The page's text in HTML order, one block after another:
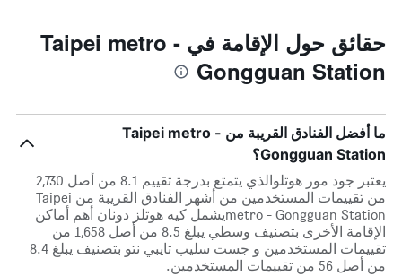
حقائق حول الإقامة في Taipei metro -
Gongguan Station
ما أفضل الفنادق القريبة من Taipei metro -
Gongguan Station؟
يعتبر جود مور هوتلوالذي يتمتع بدرجة تقييم 8.1 من أصل 2,730
من تقييمات المستخدمين من أشهر الفنادق القريبة من Taipei
metro - Gongguan Stationيشمل كيه هوتلز دونان أهم أماكن
الإقامة الأخرى بتصنيف وسطي يبلغ 8.5 من أصل 1,658 من
تقييمات المستخدمين و جست سليب تايبي نتو بتصنيف يبلغ 8.4
من أصل 56 من تقييمات المستخدمين.